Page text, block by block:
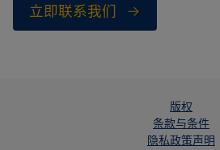
立即联系我们
版权
条款与条件
隐私政策声明